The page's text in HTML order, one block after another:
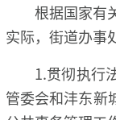
根据国家有
实际，街道办事
1.贯彻执行
管委会和沣东新